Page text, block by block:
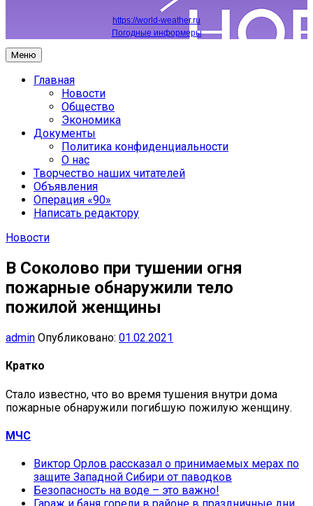
https://world-weather.ru
Погодные информеры
Меню
Главная
Новости
Общество
Экономика
Документы
Политика конфиденциальности
О нас
Творчество наших читателей
Объявления
Операция «90»
Написать редактору
Новости
В Соколово при тушении огня
пожарные обнаружили тело
пожилой женщины
admin Опубликовано: 01.02.2021
Кратко
Стало известно, что во время тушения внутри дома
пожарные обнаружили погибшую пожилую женщину.
МЧС
Виктор Орлов рассказал о принимаемых мерах по
защите Западной Сибири от паводков
Безопасность на воде – это важно!